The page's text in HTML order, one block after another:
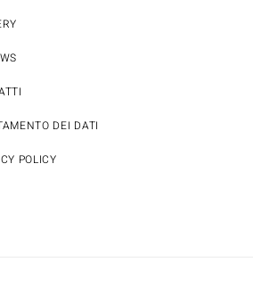
DEI DATI
POLICY